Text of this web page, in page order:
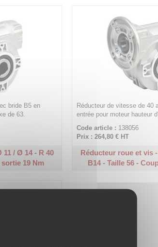
bride B5 en
de 63.
/ Ø 14 - R 40
sortie 19 Nm
Réducteur de vitesse de 40
entrée pour moteur hauteur
Code article : 138056
Prix : 264,80 € HT
Réducteur roue et vis
B14 - Taille 56 -